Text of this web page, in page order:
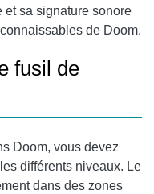
et sa signature sonore
de Doom.
fusil de
Doom, vous devez
différents niveaux. Le
dans des zones